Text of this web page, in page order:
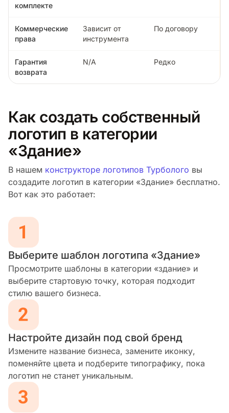
комплекте
Коммерческие
права
Зависит от
инструмента
По договору
Гарантия
возврата
N/A Редко
Как создать собственный
логотип в категории
«Здание»
В нашем конструкторе логотипов Турболого вы
создадите логотип в категории «Здание» бесплатно.
Вот как это работает:
Выберите шаблон логотипа «Здание»
Просмотрите шаблоны в категории «здание» и
выберите стартовую точку, которая подходит
стилю вашего бизнеса.
Настройте дизайн под свой бренд
Измените название бизнеса, замените иконку,
поменяйте цвета и подберите типографику, пока
логотип не станет уникальным.